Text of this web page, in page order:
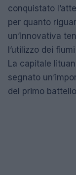
conquistato
per quanto
un’innovativa
l’utilizzo dei
La capitale
segnato
del primo